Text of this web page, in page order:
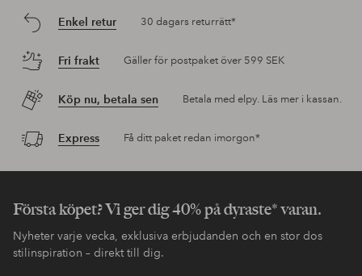
Enkel retur 30 dagars returrätt*
Fri frakt Gäller för postpaket över 599 SEK
Köp nu, betala sen Betala med elpy. Läs mer i kassan.
Express Få ditt paket redan imorgon*
Första köpet? Vi ger dig 40% på dyraste* varan.
Nyheter varje vecka, exklusiva erbjudanden och en stor dos
stilinspiration – direkt till dig.